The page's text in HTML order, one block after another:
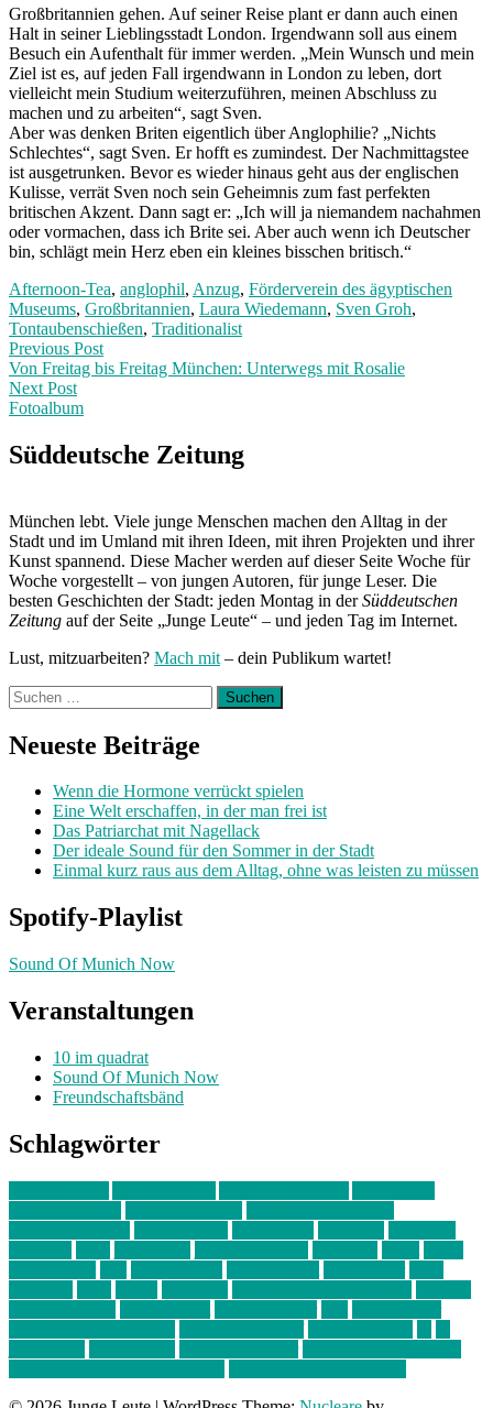
Großbritannien gehen. Auf seiner Reise plant er dann auch einen
Halt in seiner Lieblingsstadt London. Irgendwann soll aus einem
Besuch ein Aufenthalt für immer werden. „Mein Wunsch und mein
Ziel ist es, auf jeden Fall irgendwann in London zu leben, dort
vielleicht mein Studium weiterzuführen, meinen Abschluss zu
machen und zu arbeiten“, sagt Sven.
Aber was denken Briten eigentlich über Anglophilie? „Nichts
Schlechtes“, sagt Sven. Er hofft es zumindest. Der Nachmittagstee
ist ausgetrunken. Bevor es wieder hinaus geht aus der englischen
Kulisse, verrät Sven noch sein Geheimnis zum fast perfekten
britischen Akzent. Dann sagt er: „Ich will ja niemandem nachahmen
oder vormachen, dass ich Brite sei. Aber auch wenn ich Deutscher
bin, schlägt mein Herz eben ein kleines bisschen britisch.“
Afternoon-Tea, anglophil, Anzug, Förderverein des ägyptischen
Museums, Großbritannien, Laura Wiedemann, Sven Groh,
Tontaubenschießen, Traditionalist
Post
navigation
Previous PostPrevious
post:
Von Freitag bis Freitag München: Unterwegs mit Rosalie
Next Post
Fotoalbum
Post:
Süddeutsche Zeitung
München lebt. Viele junge Menschen machen den Alltag in der
Stadt und im Umland mit ihren Ideen, mit ihren Projekten und ihrer
Kunst spannend. Diese Macher werden auf dieser Seite Woche für
Woche vorgestellt – von jungen Autoren, für junge Leser. Die
besten Geschichten der Stadt: jeden Montag in derSüddeutschen
Zeitung auf der Seite „Junge Leute“ – und jeden Tag im Internet.
Lust, mitzuarbeiten? Mach mit – dein Publikum wartet!
Suchen
nach:
Neueste Beiträge
Wenn die Hormone verrückt spielen
Eine Welt erschaffen, in der man frei ist
Das Patriarchat mit Nagellack
Der ideale Sound für den Sommer in der Stadt
Einmal kurz raus aus dem Alltag, ohne was leisten zu müssen
Spotify-Playlist
Sound Of Munich Now
Veranstaltungen
10 im quadrat
Sound Of Munich Now
Freundschaftsbänd
Schlagwörter